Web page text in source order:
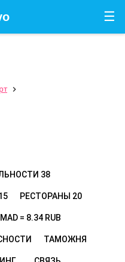
☰

38
РЕСТОРАНЫ 20
= 8.34 RUB
ТАМОЖНЯ